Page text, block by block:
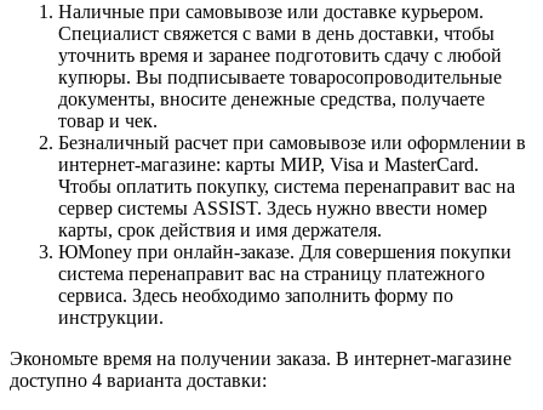
Наличные при самовывозе или доставке курьером.
Специалист свяжется с вами в день доставки, чтобы
уточнить время и заранее подготовить сдачу с любой
купюры. Вы подписываете товаросопроводительные
документы, вносите денежные средства, получаете
товар и чек.
Безналичный расчет при самовывозе или оформлении в
интернет-магазине: карты МИР, Visa и MasterCard.
Чтобы оплатить покупку, система перенаправит вас на
сервер системы ASSIST. Здесь нужно ввести номер
карты, срок действия и имя держателя.
ЮMoney при онлайн-заказе. Для совершения покупки
система перенаправит вас на страницу платежного
сервиса. Здесь необходимо заполнить форму по
инструкции.
Экономьте время на получении заказа. В интернет-магазине
доступно 4 варианта доставки: